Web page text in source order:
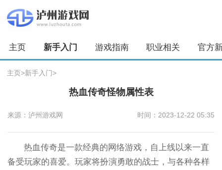
主页 新手入门 游戏指南 职业相关 官方
主页>新手入门>
热血传奇怪物属性表
来源：泸州游戏网 时间：2023-12-22 05:35
热血传奇是一款经典的网络游戏，自上线以来一直
备受玩家的喜爱。玩家将扮演勇敢的战士，与各种各样